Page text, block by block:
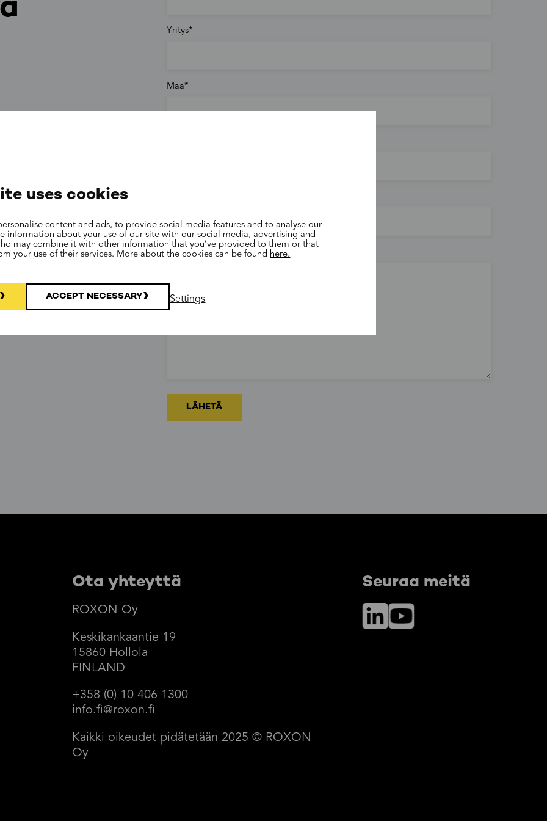
uses cookies
content and ads, to provide social media features and to analyse our
information about your use of our site with our social media, advertising and
may combine it with other information that you’ve provided to them or that
your use of their services. More about the cookies can be found here.
ACCEPT NECESSARY Settings
Yritys
Maa
Lisätiedot
Ota yhteyttä
ROXON Oy
Keskikankaantie 19
15860 Hollola
FINLAND
+358 (0) 10 406 1300
info.fi@roxon.fi
Kaikki oikeudet pidätetään 2025 © ROXON
Oy
Seuraa meitä
LinkedInYouTube